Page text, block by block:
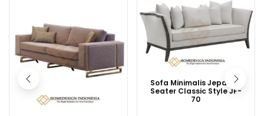
Sofa Minimalis Jepara 3
Seater Classic Style JF-
70